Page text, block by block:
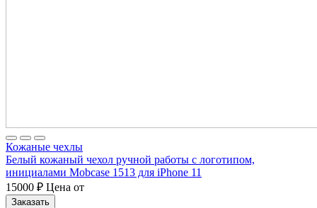
Кожаные чехлы
Белый кожаный чехол ручной работы с логотипом,
инициалами Mobcase 1513 для iPhone 11
15000 ₽ Цена от
Заказать